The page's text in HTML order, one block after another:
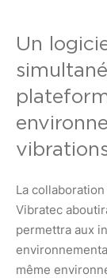
Un
La collaboration
Vibratec
permettra aux
même